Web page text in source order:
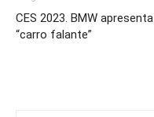
CES 2023. BMW apresenta
“carro falante”